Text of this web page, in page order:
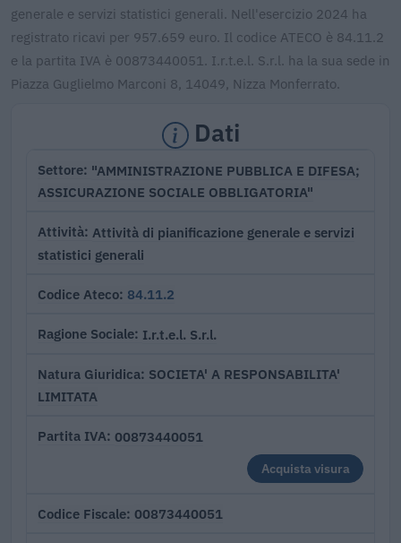
generale e servizi statistici generali. Nell'esercizio 2024 ha
registrato ricavi per 957.659 euro. Il codice ATECO è 84.11.2
e la partita IVA è 00873440051. I.r.t.e.l. S.r.l. ha la sua sede in
Piazza Guglielmo Marconi 8, 14049, Nizza Monferrato.
Dati
Settore "AMMINISTRAZIONE PUBBLICA E DIFESA;
ASSICURAZIONE SOCIALE OBBLIGATORIA"
Attività Attività di pianificazione generale e servizi
statistici generali
Codice Ateco 84.11.2
Ragione Sociale I.r.t.e.l. S.r.l.
Natura Giuridica SOCIETA' A RESPONSABILITA'
LIMITATA
Partita IVA 00873440051
Acquista visura
Codice Fiscale 00873440051